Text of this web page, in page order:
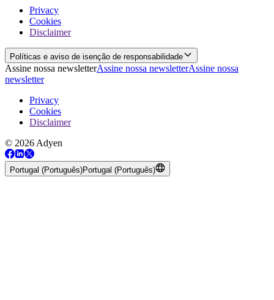
Privacy
Cookies
Disclaimer
Políticas e aviso de isenção de responsabilidade
Assine nossa newsletterAssine nossa newsletterAssine nossa
newsletter
Privacy
Cookies
Disclaimer
© 2026 Adyen
Portugal (Português)Portugal (Português)